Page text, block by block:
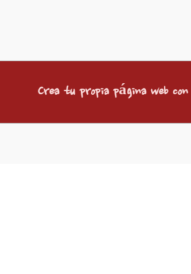
Crea tu propia página web con